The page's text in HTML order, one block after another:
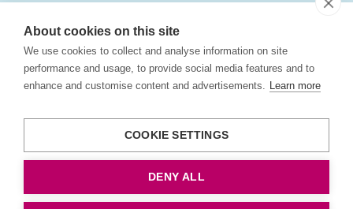
About cookies on this site
We use cookies to collect and analyse information on site
performance and usage, to provide social media features and to
enhance and customise content and advertisements. Learn more
COOKIE SETTINGS
DENY ALL
Rosenlundsgatan 54
118 63 Stockholm
+46 (0)10-414 42 00